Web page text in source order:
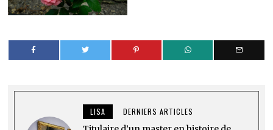
LISA DERNIERS ARTICLES